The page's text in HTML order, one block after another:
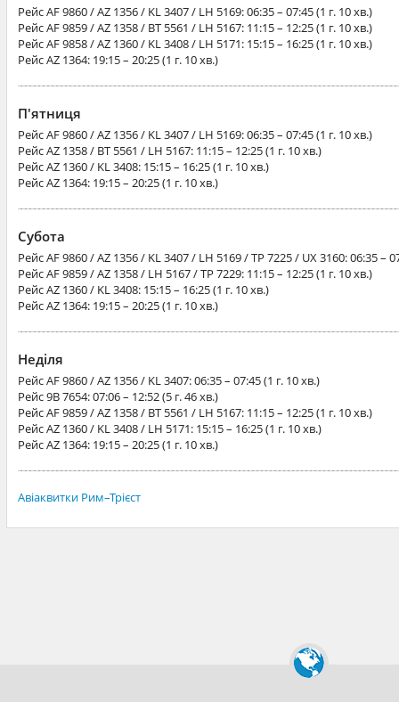
РейсAF 9860 / AZ 1356 / KL 3407 / LH 5169: 06:35 – 07:45 (1 г. 10 хв.)
РейсAF 9859 / AZ 1358 / BT 5561 / LH 5167: 11:15 – 12:25 (1 г. 10 хв.)
РейсAF 9858 / AZ 1360 / KL 3408 / LH 5171: 15:15 – 16:25 (1 г. 10 хв.)
РейсAZ 1364: 19:15 – 20:25 (1 г. 10 хв.)
П'ятниця
РейсAF 9860 / AZ 1356 / KL 3407 / LH 5169: 06:35 – 07:45 (1 г. 10 хв.)
РейсAZ 1358 / BT 5561 / LH 5167: 11:15 – 12:25 (1 г. 10 хв.)
РейсAZ 1360 / KL 3408: 15:15 – 16:25 (1 г. 10 хв.)
РейсAZ 1364: 19:15 – 20:25 (1 г. 10 хв.)
Субота
РейсAF 9860 / AZ 1356 / KL 3407 / LH 5169 / TP 7225 / UX 3160: 06:35 –
РейсAF 9859 / AZ 1358 / LH 5167 / TP 7229: 11:15 – 12:25 (1 г. 10 хв.)
РейсAZ 1360 / KL 3408: 15:15 – 16:25 (1 г. 10 хв.)
РейсAZ 1364: 19:15 – 20:25 (1 г. 10 хв.)
Неділя
РейсAF 9860 / AZ 1356 / KL 3407: 06:35 – 07:45 (1 г. 10 хв.)
Рейс9B 7654: 07:06 – 12:52 (5 г. 46 хв.)
РейсAF 9859 / AZ 1358 / BT 5561 / LH 5167: 11:15 – 12:25 (1 г. 10 хв.)
РейсAZ 1360 / KL 3408 / LH 5171: 15:15 – 16:25 (1 г. 10 хв.)
РейсAZ 1364: 19:15 – 20:25 (1 г. 10 хв.)
Авіаквитки Рим–Трієст